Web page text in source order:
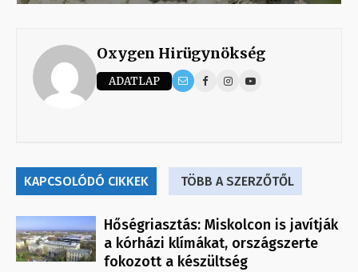
Oxygen Hirügynökség
ADATLAP
KAPCSOLÓDÓ CIKKEK TÖBB A SZERZŐTŐL
Hőségriasztás: Miskolcon is javítják
a kórházi klímákat, országszerte
fokozott a készültség